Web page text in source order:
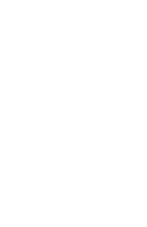
Solche
deine
häufig ganz
Checklisten,